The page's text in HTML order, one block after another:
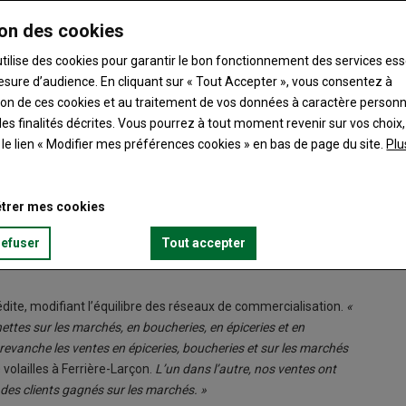
les producteurs et apporte son lot d’inquiétudes. A
de volailles festives, et à l’ombre des restrictions
l’optimisme est plutôt de mise.
modifiant l’équilibre des réseaux de commercialisation. «
sur les marchés, en boucheries, en épiceries et en
les ventes en épiceries, boucheries et sur les marchés
à Ferrière-Larçon. L’un dans l’autre, nos ventes ont
clients gagnés sur les marchés. »
des cookies
des cookies pour garantir le bon fonctionnement des services
d’audience. En cliquant sur « Tout Accepter », vous consentez à
de ces cookies et au traitement de vos données à caractère
finalités décrites. Vous pourrez à tout moment revenir sur vos
lien « Modifier mes préférences cookies » en bas de page du site.
mes cookies
Tout accepter